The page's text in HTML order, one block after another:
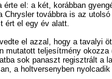
el: a két, korábban
továbbra is az
ért el egy év alatt.
el azzal, hogy a tavalyi
mutatott teljesítmény
sok panaszt regisztrált a
a holtversenyben